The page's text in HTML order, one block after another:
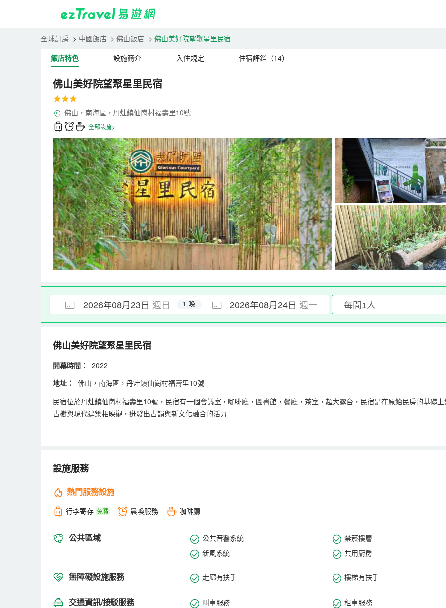
全球訂房 > 中國飯店 > 佛山飯店 > 佛山美好院望聚星里民宿
飯店特色
設施簡介 入住規定 住宿評鑑（14）
佛山美好院望聚星里民宿
佛山，南海區，丹灶鎮仙崗村福壽里10號
全部設施>
2026年08月23日 週日 2026年08月24日 週一
1 晚
佛山美好院望聚星里民宿
開幕時間：
2022
地址：
佛山，南海區，丹灶鎮仙崗村福壽里10號
民宿位於丹灶鎮仙崗村福壽里10號，民宿有一個會議室，咖啡廳，圖書館，餐廳，茶室，超大露台，民宿是在原始民房的基礎
古樹與現代建築相映襯，迸發出古韻與新文化融合的活力
設施服務
熱門服務設施
行李寄存 免費 晨喚服務 咖啡廳
公共區域 公共音響系統
禁菸樓層
新風系統
共用廚房
無障礙設施服務 走廊有扶手 樓梯有扶手
交通資訊/接駁服務 叫車服務 租車服務